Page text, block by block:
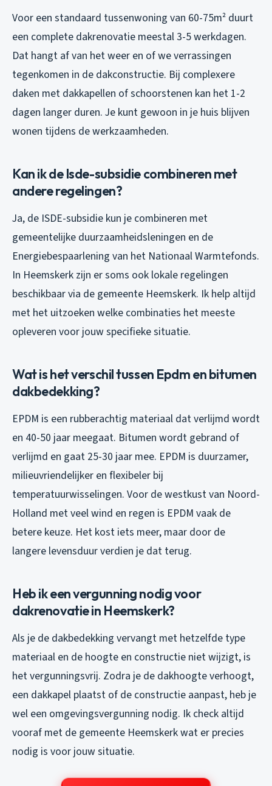
Voor een standaard tussenwoning van 60-75m² duurt
een complete dakrenovatie meestal 3-5 werkdagen.
Dat hangt af van het weer en of we verrassingen
tegenkomen in de dakconstructie. Bij complexere
daken met dakkapellen of schoorstenen kan het 1-2
dagen langer duren. Je kunt gewoon in je huis blijven
wonen tijdens de werkzaamheden.
Kan ik de Isde-subsidie combineren met
andere regelingen?
Ja, de ISDE-subsidie kun je combineren met
gemeentelijke duurzaamheidsleningen en de
Energiebespaarlening van het Nationaal Warmtefonds.
In Heemskerk zijn er soms ook lokale regelingen
beschikbaar via de gemeente Heemskerk. Ik help altijd
met het uitzoeken welke combinaties het meeste
opleveren voor jouw specifieke situatie.
Wat is het verschil tussen Epdm en bitumen
dakbedekking?
EPDM is een rubberachtig materiaal dat verlijmd wordt
en 40-50 jaar meegaat. Bitumen wordt gebrand of
verlijmd en gaat 25-30 jaar mee. EPDM is duurzamer,
milieuvriendelijker en flexibeler bij
temperatuurwisselingen. Voor de westkust van Noord-
Holland met veel wind en regen is EPDM vaak de
betere keuze. Het kost iets meer, maar door de
langere levensduur verdien je dat terug.
Heb ik een vergunning nodig voor
dakrenovatie in Heemskerk?
Als je de dakbedekking vervangt met hetzelfde type
materiaal en de hoogte en constructie niet wijzigt, is
het vergunningsvrij. Zodra je de dakhoogte verhoogt,
een dakkapel plaatst of de constructie aanpast, heb je
wel een omgevingsvergunning nodig. Ik check altijd
vooraf met de gemeente Heemskerk wat er precies
nodig is voor jouw situatie.